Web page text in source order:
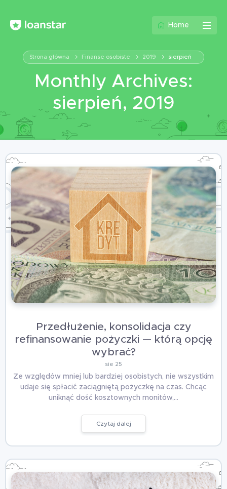
Home
Strona główna Finanse osobiste 2019 sierpień
Monthly Archives:
sierpień, 2019
Przedłużenie, konsolidacja czy
refinansowanie pożyczki — którą opcję
wybrać?
sie 25
Ze względów mniej lub bardziej osobistych, nie wszystkim
udaje się spłacić zaciągniętą pożyczkę na czas. Chcąc
uniknąć dość kosztownych monitów,…
Czytaj dalej